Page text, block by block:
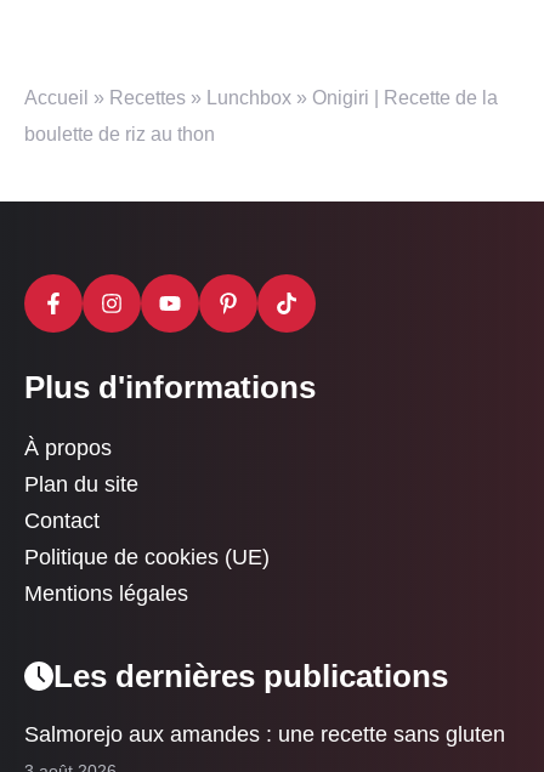
Accueil » Recettes » Lunchbox » Onigiri | Recette de la
boulette de riz au thon
Plus d'informations
À propos
Plan du site
Contact
Politique de cookies (UE)
Mentions légales
Les dernières publications
Salmorejo aux amandes : une recette sans gluten